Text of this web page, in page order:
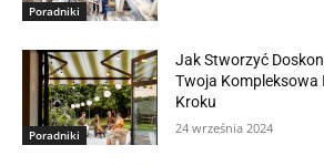
Poradniki
Poradniki
Jak Stworzyć
Twoja
Kroku
24 września 2024